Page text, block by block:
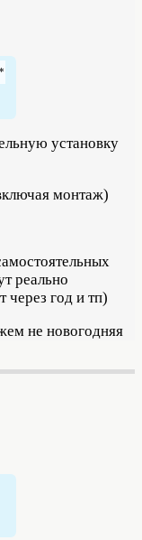
установку
монтаж)
реально
через год и тп)
не новогодняя